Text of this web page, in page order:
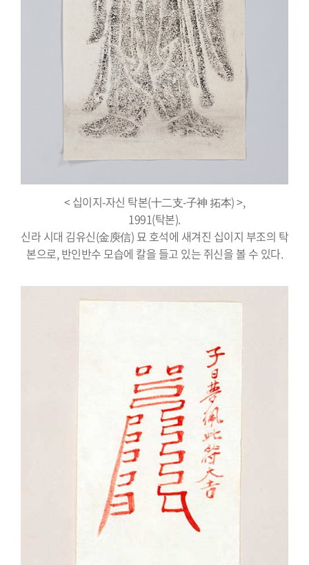
< 십이지-자신 탁본(十二支-子神 拓本) >,
1991(탁본).
신라 시대 김유신(金庾信) 묘 호석에 새겨진 십이지 부조의 탁
본으로, 반인반수 모습에 칼을 들고 있는 쥐신을 볼 수 있다.